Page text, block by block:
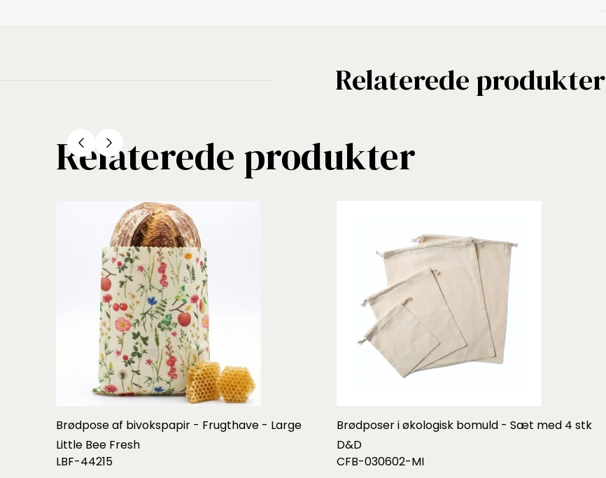
Relaterede produkter
Relaterede produkter
Brødpose af bivokspapir - Frugthave - Large
Little Bee Fresh
LBF-44215
Brødposer i økologisk bomuld - Sæt med 4 stk
D&D
CFB-030602-MI